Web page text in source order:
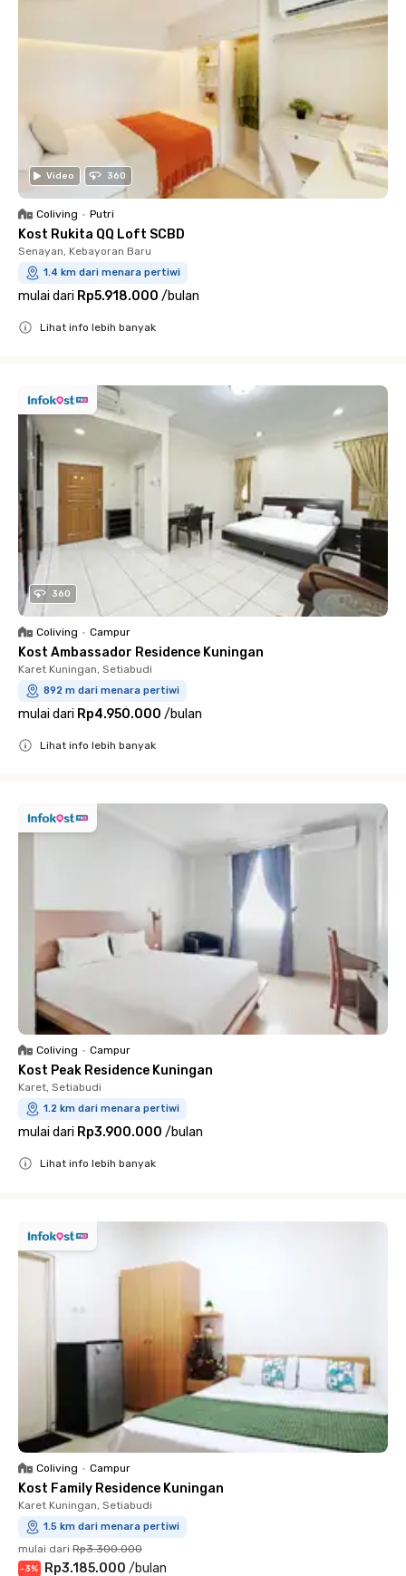
Video 360
Coliving • Putri
Kost Rukita QQ Loft SCBD
Senayan, Kebayoran Baru
1.4 km dari menara pertiwi
mulai dari Rp5.918.000 /bulan
Lihat info lebih banyak
360
Coliving • Campur
Kost Ambassador Residence Kuningan
Karet Kuningan, Setiabudi
892 m dari menara pertiwi
mulai dari Rp4.950.000 /bulan
Lihat info lebih banyak
Coliving • Campur
Kost Peak Residence Kuningan
Karet, Setiabudi
1.2 km dari menara pertiwi
mulai dari Rp3.900.000 /bulan
Lihat info lebih banyak
Coliving • Campur
Kost Family Residence Kuningan
Karet Kuningan, Setiabudi
1.5 km dari menara pertiwi
mulai dari Rp3.300.000
-3% Rp3.185.000 /bulan